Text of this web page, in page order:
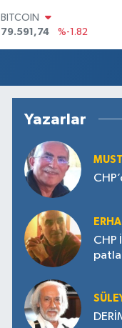
BITCOIN
79.591,74
%-1.82
53,38690
%0.19
STERLİN
61,60380
%0.18
6862,09000
BİST100
14.598,00
%0
Yazarlar
CHP